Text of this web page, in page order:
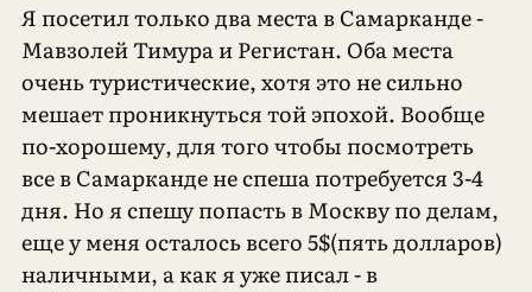
Я посетил только два места в Самарканде -
Мавзолей Тимура и Регистан. Оба места
очень туристические, хотя это не сильно
мешает проникнуться той эпохой. Вообще
по-хорошему, для того чтобы посмотреть
все в Самарканде не спеша потребуется 3-4
дня. Но я спешу попасть в Москву по делам,
еще у меня осталось всего 5$(пять долларов)
наличными, а как я уже писал - в